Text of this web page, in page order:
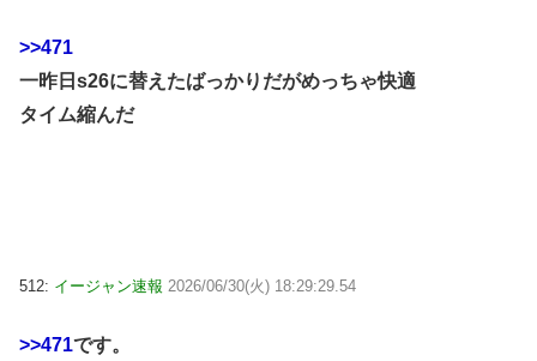
>>471
一昨日s26に替えたばっかりだがめっちゃ快適
タイム縮んだ
512: イージャン速報 2026/06/30(火) 18:29:29.54
>>471です。